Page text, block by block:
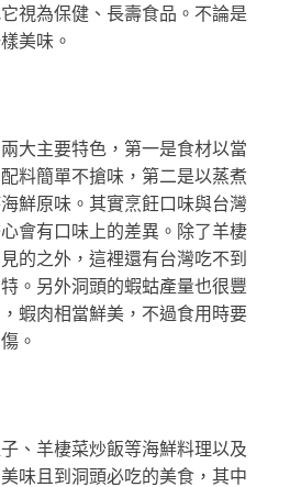
視為保健、長壽食品。不論是
美味。
大主要特色，第一是食材以當
料簡單不搶味，第二是以蒸煮
鮮原味。其實烹飪口味與台灣
會有口味上的差異。除了羊棲
的之外，這裡還有台灣吃不到
。另外洞頭的蝦蛄產量也很豐
蝦肉相當鮮美，不過食用時要
。
、羊棲菜炒飯等海鮮料理以及
味且到洞頭必吃的美食，其中